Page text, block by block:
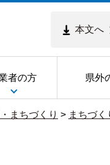
本文へ
者の方 県外
まちづくり > まちづく